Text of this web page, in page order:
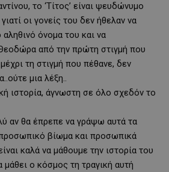
το ‘Τίτος’ είναι ψευδώνυμο
οι γονείς του δεν ήθελαν να
όνομα του και να
Θεοδώρα από την πρώτη στιγμή που
τη στιγμή που πέθανε, δεν
μια λέξη..
ιστορία, άγνωστη σε όλο σχεδόν το
αν θα έπρεπε να γράψω αυτά τα
προσωπικό βίωμα και προσωπικά
καλά να μάθουμε την ιστορία του
μάθει ο κόσμος τη τραγική αυτή